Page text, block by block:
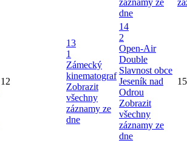
dne
12
13
1
Zámecký
kinematograf
Zobrazit
všechny
záznamy ze
dne
14
2
Open-Air
Double
Slavnost obce
Jeseník nad
Odrou
Zobrazit
všechny
záznamy ze
dne
15